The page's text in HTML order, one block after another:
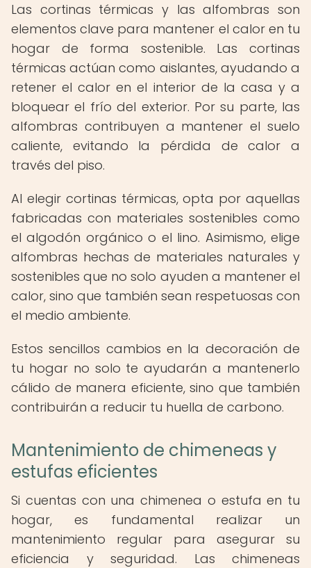
Las cortinas térmicas y las alfombras son
elementos clave para mantener el calor en tu
hogar de forma sostenible. Las cortinas
térmicas actúan como aislantes, ayudando a
retener el calor en el interior de la casa y a
bloquear el frío del exterior. Por su parte, las
alfombras contribuyen a mantener el suelo
caliente, evitando la pérdida de calor a
través del piso.
Al elegir cortinas térmicas, opta por aquellas
fabricadas con materiales sostenibles como
el algodón orgánico o el lino. Asimismo, elige
alfombras hechas de materiales naturales y
sostenibles que no solo ayuden a mantener el
calor, sino que también sean respetuosas con
el medio ambiente.
Estos sencillos cambios en la decoración de
tu hogar no solo te ayudarán a mantenerlo
cálido de manera eficiente, sino que también
contribuirán a reducir tu huella de carbono.
Mantenimiento de chimeneas y
estufas eficientes
Si cuentas con una chimenea o estufa en tu
hogar, es fundamental realizar un
mantenimiento regular para asegurar su
eficiencia y seguridad. Las chimeneas